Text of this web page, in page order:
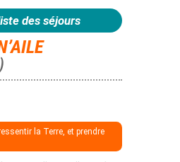
des séjours
la Terre, et prendre